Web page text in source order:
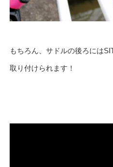
もちろん、サドルの後ろには
取り付けられます！